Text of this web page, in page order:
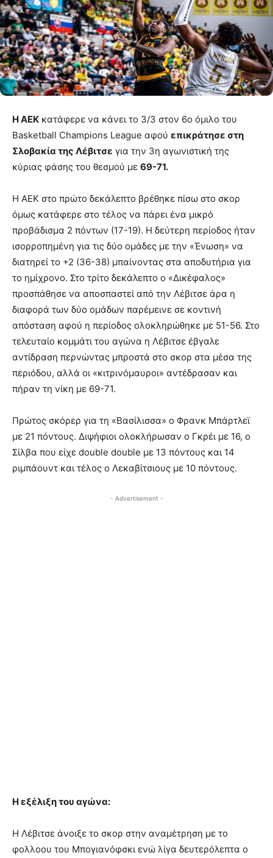
Η ΑΕΚ κατάφερε να κάνει το 3/3 στον 6ο όμιλο του
Basketball Champions League αφού επικράτησε στη
Σλοβακία της Λέβιτσε για την 3η αγωνιστική της
κύριας φάσης του θεσμού με 69-71.
Η ΑΕΚ στο πρώτο δεκάλεπτο βρέθηκε πίσω στο σκορ
όμως κατάφερε στο τέλος να πάρει ένα μικρό
προβάδισμα 2 πόντων (17-19). Η δεύτερη περίοδος ήταν
ισορροπημένη για τις δύο ομάδες με την «Ένωση» να
διατηρεί το +2 (36-38) μπαίνοντας στα αποδυτήρια για
το ημίχρονο. Στο τρίτο δεκάλεπτο ο «Δικέφαλος»
προσπάθησε να αποσπαστεί από την Λέβιτσε άρα η
διαφορά των δύο ομάδων παρέμεινε σε κοντινή
απόσταση αφού η περίοδος ολοκληρώθηκε με 51-56. Στο
τελευταίο κομμάτι του αγώνα η Λέβιτσε έβγαλε
αντίδραση περνώντας μπροστά στο σκορ στα μέσα της
περιόδου, αλλά οι «κιτρινόμαυροι» αντέδρασαν και
πήραν τη νίκη με 69-71.
Πρώτος σκόρερ για τη «Βασίλισσα» ο Φρανκ Μπάρτλεϊ
με 21 πόντους. Διψήφιοι ολοκλήρωσαν ο Γκρέι με 16, ο
Σίλβα που είχε double double με 13 πόντους και 14
ριμπάουντ και τέλος ο Λεκαβίτσιους με 10 πόντους.
- Advertisement -
Η εξέλιξη του αγώνα:
Η Λέβιτσε άνοιξε το σκορ στην αναμέτρηση με το
φολλοου του Μπογιανόφσκι ενώ λίγα δευτερόλεπτα ο